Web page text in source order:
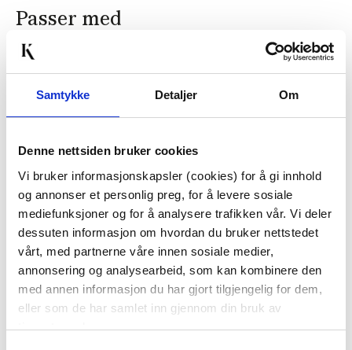
Samtykke Detaljer Om
Denne nettsiden bruker cookies
Vi bruker informasjonskapsler (cookies) for å gi innhold
og annonser et personlig preg, for å levere sosiale
mediefunksjoner og for å analysere trafikken vår. Vi deler
dessuten informasjon om hvordan du bruker nettstedet
vårt, med partnerne våre innen sosiale medier,
annonsering og analysearbeid, som kan kombinere den
med annen informasjon du har gjort tilgjengelig for dem,
eller som de har samlet inn gjennom din bruk av
tjenestene deres.
Passer med
FAT MARMOR BEIGE
199,50
Før399,00
Vis mer
HÅNDKREM DIS
MIDNIGHT JASMIN
49,50
Før99,00
KJØP